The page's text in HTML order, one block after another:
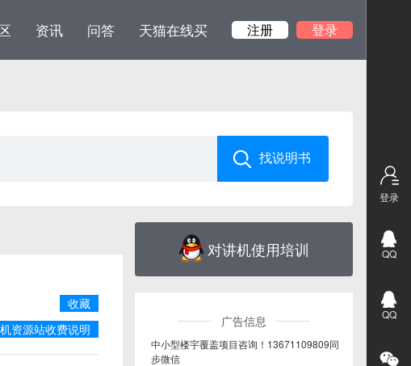
资讯 问答 天猫在线买 注册 登录
收藏
资源站收费说明
对讲机使用培训
广告信息
中小型楼宇覆盖项目咨询！13671109809同
步微信
登录
QQ
QQ